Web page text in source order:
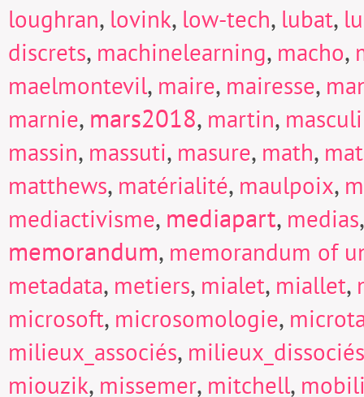
loughran, lovink, low-tech, lubat,
discrets, machinelearning, macho,
maelmontevil, maire, mairesse,
marnie, mars2018, martin,
massin, massuti, masure, math,
matthews, matérialité, maulpoix,
mediactivisme, mediapart, medias
memorandum, memorandum of
metadata, metiers, mialet, miallet,
microsoft, microsomologie,
milieux_associés, milieux_dissociés
miouzik, missemer, mitchell,